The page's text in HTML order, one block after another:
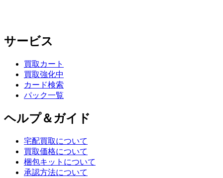
サービス
買取カート
買取強化中
カード検索
パック一覧
ヘルプ＆ガイド
宅配買取について
買取価格について
梱包キットについて
承認方法について